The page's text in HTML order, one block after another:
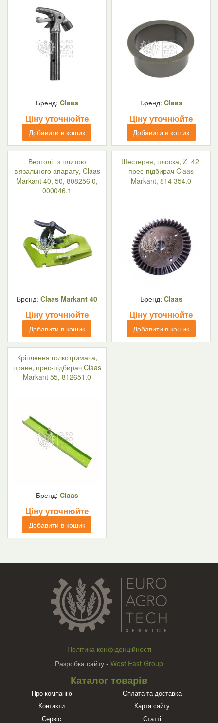
Бренд: Claas
Ціну уточнюйте
Добавити в кошик
Бренд: Claas
Ціну уточнюйте
Добавити в кошик
Вертоліт з плитою
в’язального апарату, Claas
Markant 40, 50, 808256.0,
000046.1
Бренд: Claas Markant 40
Ціну уточнюйте
Добавити в кошик
Шестерня, плоска, Z=42,
прес-підбирач Claas
Markant, 814 354.0
Бренд: Claas
Ціну уточнюйте
Добавити в кошик
Кріплення голкотримача,
праве, прес-підбирач Claas
Markant 55, 812651.0
Бренд: Claas
Ціну уточнюйте
Добавити в кошик
Політика конфіденційності
Разробка сайту - West East Group
Каталог товарів
Про компанію
Оплата та доставка
Контакти
Карта сайту
Сервіс
Статті